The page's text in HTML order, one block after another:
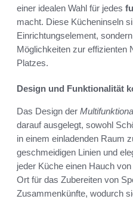
einer idealen Wahl für jedes
macht. Diese Kücheninseln
Einrichtungselement,
Möglichkeiten zur effizienten
Platzes.
Design und Funktionalität
Das Design der
darauf ausgelegt, sowohl
in einem einladenden Raum
geschmeidigen Linien und
jeder Küche einen Hauch
Ort für das Zubereiten von
Zusammenkünfte, wodurch